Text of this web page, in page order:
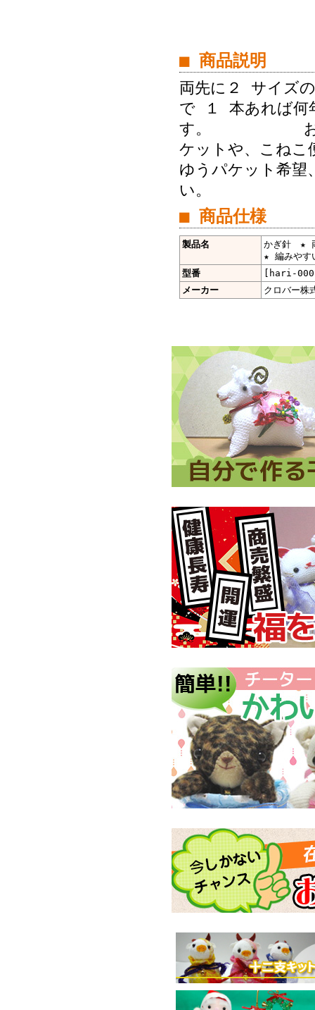
■ 商品説明
両先に２ サイズ
で １ 本あれば何
す。 お届けが
ケットや、こね
ゆうパケット希
い。
■ 商品仕様
製品名
かぎ針 ★
★ 編みや
型番
[hari-
メーカー
クロバー株